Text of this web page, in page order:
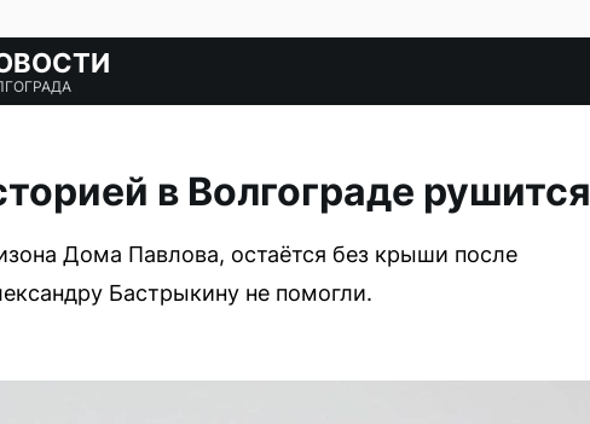
в Волгограде рушится
Дома Павлова, остаётся без крыши после
Бастрыкину не помогли.